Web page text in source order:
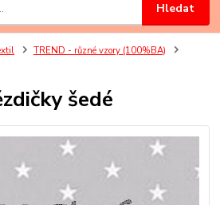
Hledat
TREND - různé vzory (100%BA)
šedé